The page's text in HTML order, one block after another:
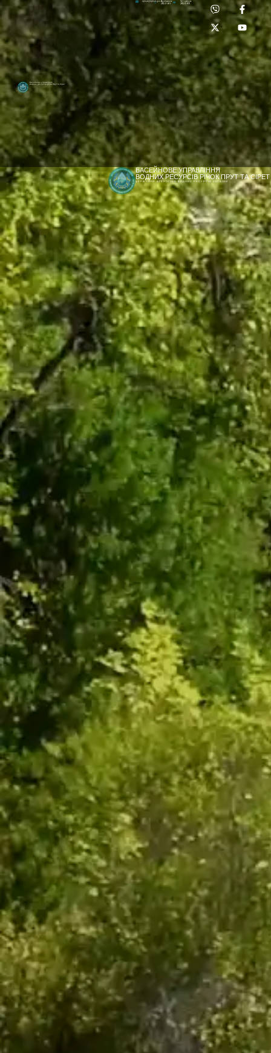
[newyear_garland]
Басейнове управління
водних ресурсів річок Прут та Сірет
Лабораторія:
(0372) 53-92-00
dpbuvr@dpbuvr.gov.uaПриймальня:
(0372) 51-14-56
БАСЕЙНОВЕ УПРАВЛІННЯ
ВОДНИХ РЕСУРСІВ РІЧОК ПРУТ ТА СІРЕТ
ДЕРЖАВНЕ АГЕНТСТВО ВОДНИХ РЕСУРСІВ УКРАЇНИ